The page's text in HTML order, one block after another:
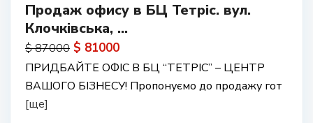
Продаж офису в БЦ Тетріс. вул.
Клочківська, ...
$ 87000 $ 81000
ПРИДБАЙТЕ ОФІС В БЦ “ТЕТРІС” – ЦЕНТР
ВАШОГО БІЗНЕСУ! Пропонуємо до продажу гот
[ще]